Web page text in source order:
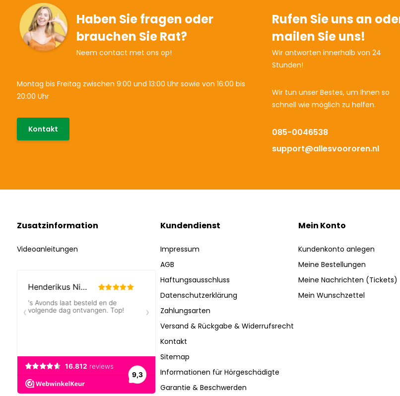
Haben Sie fragen oder
brauchen Sie Rat?
Neem contact met ons op!
Montag bis Freitag zwischen 9:00 und 13:00 Uhr sowie von 16:00 bis
20:00 Uhr
Kontakt
Rufen Sie uns an
mailen Sie uns!
Wir antworten innerhalb von 24
Stunden!
Wir tun unser Bestes, um Ihnen so
schnell wie möglich zu helfen.
085-0046538
support@allesvoororen.nl
Zusatzinformation
Videoanleitungen
Kundendienst
Impressum
AGB
Haftungsausschluss
Datenschutzerklärung
Zahlungsarten
Versand & Rückgabe & Widerrufsrecht
Kontakt
Sitemap
Informationen für Hörgeschädigte
Garantie & Beschwerden
Mein Konto
Kundenkonto anlegen
Meine Bestellungen
Meine Nachrichten (Tickets)
Mein Wunschzettel